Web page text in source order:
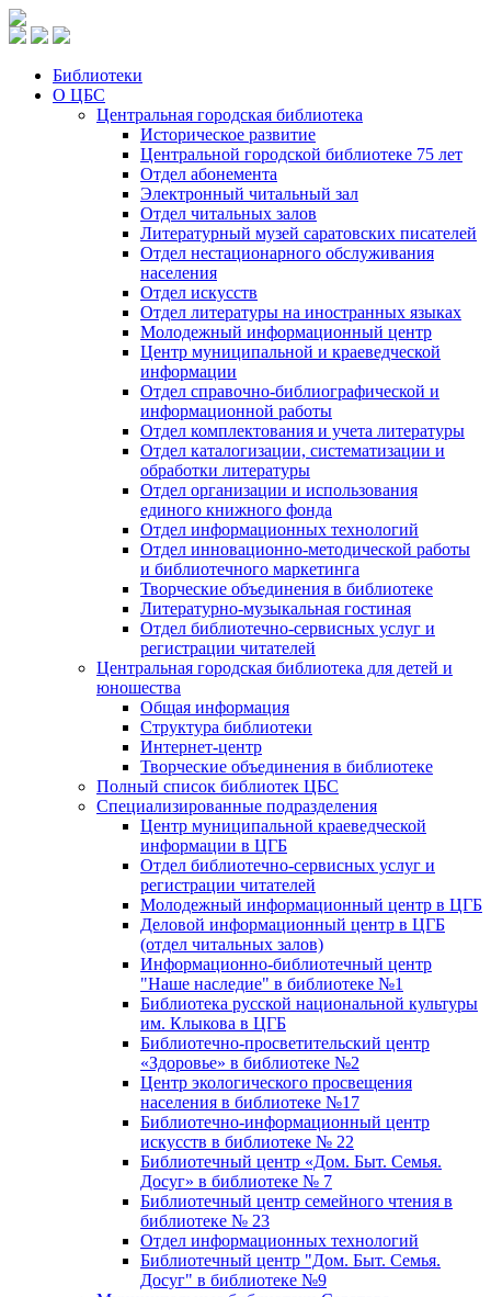
Библиотеки
О ЦБС
Центральная городская библиотека
Историческое развитие
Центральной городской библиотеке 75 лет
Отдел абонемента
Электронный читальный зал
Отдел читальных залов
Литературный музей саратовских писателей
Отдел нестационарного обслуживания
населения
Отдел искусств
Отдел литературы на иностранных языках
Молодежный информационный центр
Центр муниципальной и краеведческой
информации
Отдел справочно-библиографической и
информационной работы
Отдел комплектования и учета литературы
Отдел каталогизации, систематизации и
обработки литературы
Отдел организации и использования
единого книжного фонда
Отдел информационных технологий
Отдел инновационно-методической работы
и библиотечного маркетинга
Творческие объединения в библиотеке
Литературно-музыкальная гостиная
Отдел библиотечно-сервисных услуг и
регистрации читателей
Центральная городская библиотека для детей и
юношества
Общая информация
Структура библиотеки
Интернет-центр
Творческие объединения в библиотеке
Полный список библиотек ЦБС
Специализированные подразделения
Центр муниципальной краеведческой
информации в ЦГБ
Отдел библиотечно-сервисных услуг и
регистрации читателей
Молодежный информационный центр в ЦГБ
Деловой информационный центр в ЦГБ
(отдел читальных залов)
Информационно-библиотечный центр
"Наше наследие" в библиотеке №1
Библиотека русской национальной культуры
им. Клыкова в ЦГБ
Библиотечно-просветительский центр
«Здоровье» в библиотеке №2
Центр экологического просвещения
населения в библиотеке №17
Библиотечно-информационный центр
искусств в библиотеке № 22
Библиотечный центр «Дом. Быт. Семья.
Досуг» в библиотеке № 7
Библиотечный центр семейного чтения в
библиотеке № 23
Отдел информационных технологий
Библиотечный центр "Дом. Быт. Семья.
Досуг" в библиотеке №9